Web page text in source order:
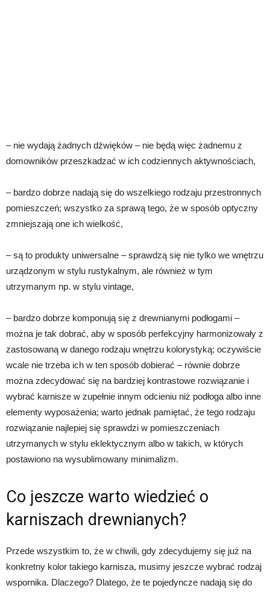
– nie wydają żadnych dźwięków – nie będą więc żadnemu z
domowników przeszkadzać w ich codziennych aktywnościach,
– bardzo dobrze nadają się do wszelkiego rodzaju przestronnych
pomieszczeń; wszystko za sprawą tego, że w sposób optyczny
zmniejszają one ich wielkość,
– są to produkty uniwersalne – sprawdzą się nie tylko we wnętrzu
urządzonym w stylu rustykalnym, ale również w tym
utrzymanym np. w stylu vintage,
– bardzo dobrze komponują się z drewnianymi podłogami –
można je tak dobrać, aby w sposób perfekcyjny harmonizowały z
zastosowaną w danego rodzaju wnętrzu kolorystyką; oczywiście
wcale nie trzeba ich w ten sposób dobierać – równie dobrze
można zdecydować się na bardziej kontrastowe rozwiązanie i
wybrać karnisze w zupełnie innym odcieniu niż podłoga albo inne
elementy wyposażenia; warto jednak pamiętać, że tego rodzaju
rozwiązanie najlepiej się sprawdzi w pomieszczeniach
utrzymanych w stylu eklektycznym albo w takich, w których
postawiono na wysublimowany minimalizm.
Co jeszcze warto wiedzieć o
karniszach drewnianych?
Przede wszystkim to, że w chwili, gdy zdecydujemy się już na
konkretny kolor takiego karnisza, musimy jeszcze wybrać rodzaj
wspornika. Dlaczego? Dlatego, że te pojedyncze nadają się do